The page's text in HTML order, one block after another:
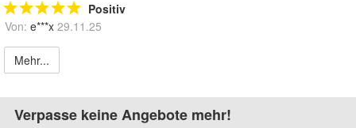
Positiv
Von: e***x 29.11.25
Mehr...
Verpasse keine Angebote mehr!